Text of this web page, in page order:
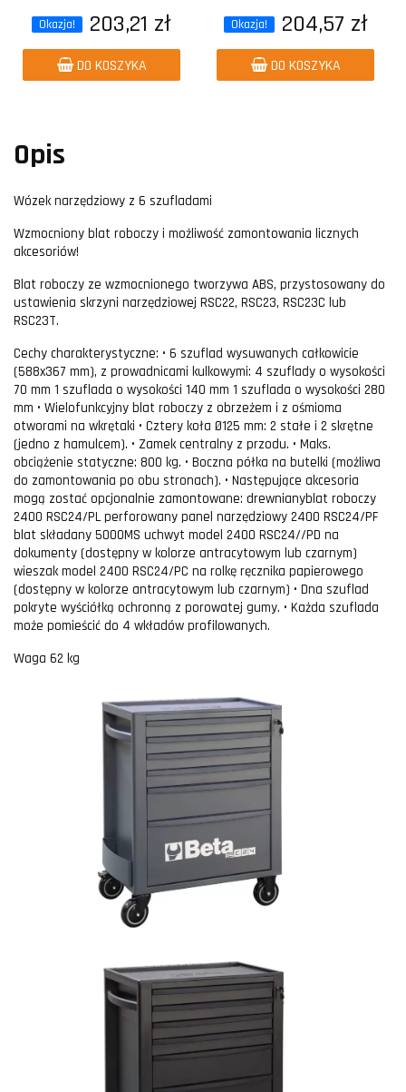
Okazja! 203,21 zł
DO KOSZYKA
Okazja!
204,57 zł
DO KOSZYKA
Opis
Wózek narzędziowy z 6 szufladami
Wzmocniony blat roboczy i możliwość zamontowania licznych
akcesoriów!
​Blat roboczy ze wzmocnionego tworzywa ABS, przystosowany do
ustawienia skrzyni narzędziowej RSC22, RSC23, RSC23C lub
RSC23T.
Cechy charakterystyczne: • 6 szuflad wysuwanych całkowicie
(588x367 mm), z prowadnicami kulkowymi: 4 szuflady o wysokości
70 mm 1 szuflada o wysokości 140 mm 1 szuflada o wysokości 280
mm • Wielofunkcyjny blat roboczy z obrzeżem i z ośmioma
otworami na wkrętaki • Cztery koła Ø125 mm: 2 stałe i 2 skrętne
(jedno z hamulcem). • Zamek centralny z przodu. • Maks.
obciążenie statyczne: 800 kg. • Boczna półka na butelki (możliwa
do zamontowania po obu stronach). • Następujące akcesoria
mogą zostać opcjonalnie zamontowane: drewnianyblat roboczy
2400 RSC24/PL perforowany panel narzędziowy 2400 RSC24/PF
blat składany 5000MS uchwyt model 2400 RSC24//PD na
dokumenty (dostępny w kolorze antracytowym lub czarnym)
wieszak model 2400 RSC24/PC na rolkę ręcznika papierowego
(dostępny w kolorze antracytowym lub czarnym) • Dna szuflad
pokryte wyściółką ochronną z porowatej gumy. • Każda szuflada
może pomieścić do 4 wkładów profilowanych.
Waga 62 kg